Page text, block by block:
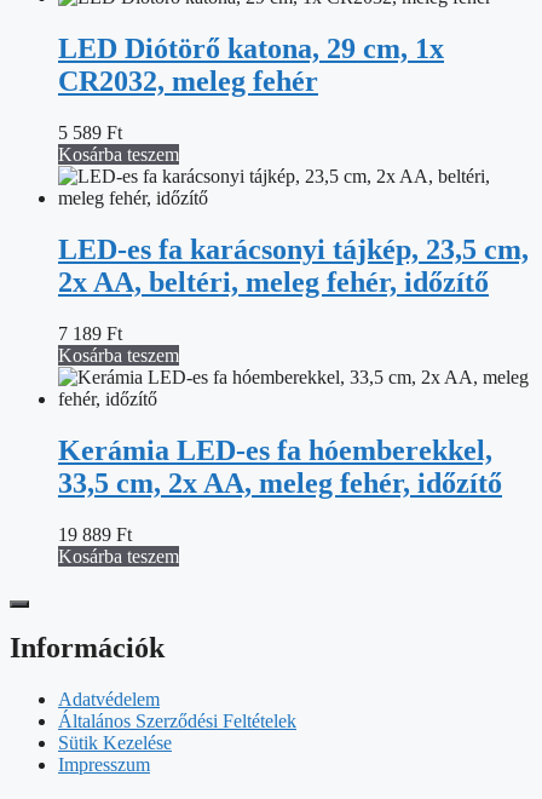
LED Diótörő katona, 29 cm, 1x
CR2032, meleg fehér
5 589 Ft
Kosárba teszem
LED-es fa karácsonyi tájkép, 23,5 cm,
2x AA, beltéri, meleg fehér, időzítő
7 189 Ft
Kosárba teszem
Kerámia LED-es fa hóemberekkel,
33,5 cm, 2x AA, meleg fehér, időzítő
19 889 Ft
Kosárba teszem
Információk
Adatvédelem
Általános Szerződési Feltételek
Sütik Kezelése
Impresszum